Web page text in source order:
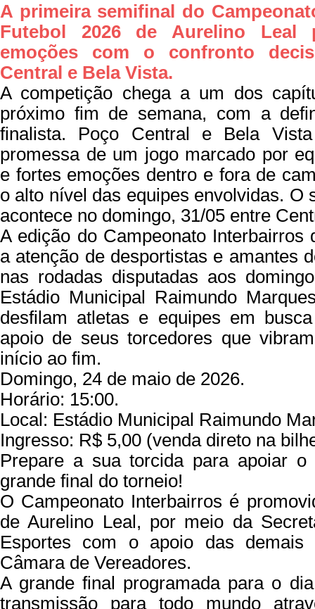
A primeira semifinal do
Futebol 2026 de Aurelino Leal
emoções com o confronto
Central e Bela Vista.
A competição chega a um dos
próximo fim de semana, com a
finalista. Poço Central e Bela
promessa de um jogo marcado por
e fortes emoções dentro e fora de
o alto nível das equipes envolvidas. O
acontece no domingo, 31/05 entre
A edição do Campeonato Interbairros
a atenção de desportistas e amantes
nas rodadas disputadas aos
Estádio Municipal Raimundo
desfilam atletas e equipes em
apoio de seus torcedores que
início ao fim.
Domingo, 24 de maio de 2026.
Horário: 15:00.
Local: Estádio Municipal Raimundo
Ingresso: R$ 5,00 (venda direto na
Prepare a sua torcida para apoiar
grande final do torneio!
O Campeonato Interbairros é
de Aurelino Leal, por meio da
Esportes com o apoio das demais
Câmara de Vereadores.
A grande final programada para o
transmissão para todo mundo